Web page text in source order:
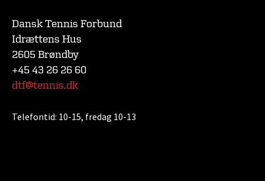
Dansk Tennis Forbund
Idrættens Hus
2605 Brøndby
+45 43 26 26 60
dtf@tennis.dk
Telefontid: 10-15, fredag 10-13